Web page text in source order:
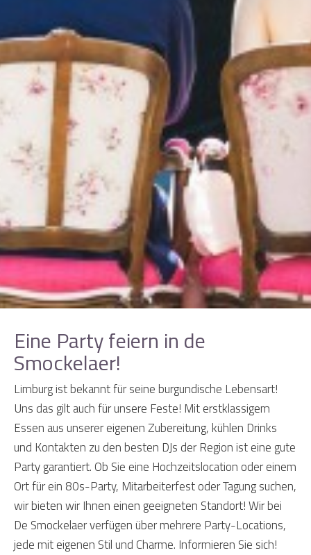
Eine Party feiern in de
Smockelaer!
Limburg ist bekannt für seine burgundische Lebensart!
Uns das gilt auch für unsere Feste! Mit erstklassigem
Essen aus unserer eigenen Zubereitung, kühlen Drinks
und Kontakten zu den besten DJs der Region ist eine gute
Party garantiert. Ob Sie eine Hochzeitslocation oder einem
Ort für ein 80s-Party, Mitarbeiterfest oder Tagung suchen,
wir bieten wir Ihnen einen geeigneten Standort! Wir bei
De Smockelaer verfügen über mehrere Party-Locations,
jede mit eigenen Stil und Charme. Informieren Sie sich!